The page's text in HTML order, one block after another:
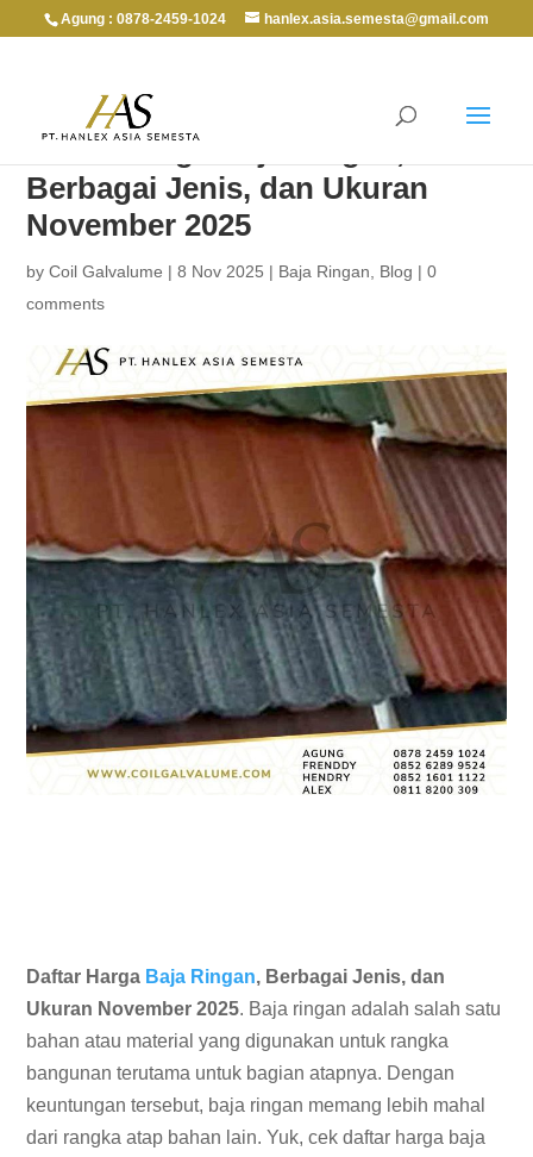
Agung : 0878-2459-1024 hanlex.asia.semesta@gmail.com
Daftar Harga Baja Ringan,
Berbagai Jenis, dan Ukuran
November 2025
byCoil Galvalume |8 Nov 2025 | Baja Ringan Blog |0
comments
Daftar Harga Baja Ringan, Berbagai Jenis, dan
Ukuran November 2025. Baja ringan adalah salah satu
bahan atau material yang digunakan untuk rangka
bangunan terutama untuk bagian atapnya. Dengan
keuntungan tersebut, baja ringan memang lebih mahal
dari rangka atap bahan lain. Yuk, cek daftar harga baja